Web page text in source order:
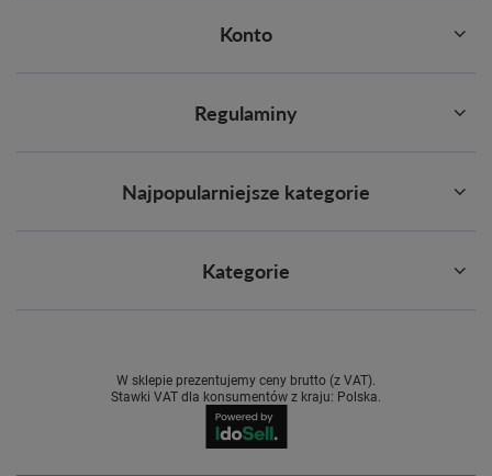
Konto
Regulaminy
Najpopularniejsze kategorie
Kategorie
W sklepie prezentujemy ceny brutto (z VAT).
Stawki VAT dla konsumentów z kraju: Polska